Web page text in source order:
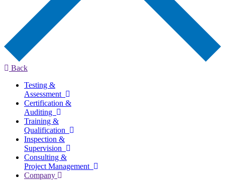
Back
Testing &
Assessment
Certification &
Auditing
Training &
Qualification
Inspection &
Supervision
Consulting &
Project Management
Company